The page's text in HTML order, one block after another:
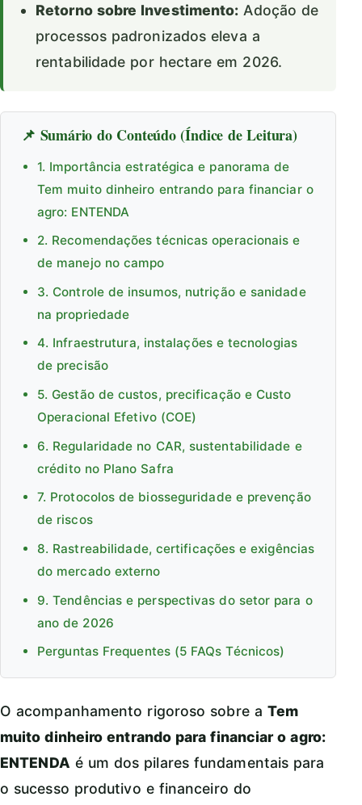
Retorno sobre Investimento: Adoção de
processos padronizados eleva a
rentabilidade por hectare em 2026.
📌 Sumário do Conteúdo (Índice de Leitura)
1. Importância estratégica e panorama de
Tem muito dinheiro entrando para financiar o
agro: ENTENDA
2. Recomendações técnicas operacionais e
de manejo no campo
3. Controle de insumos, nutrição e sanidade
na propriedade
4. Infraestrutura, instalações e tecnologias
de precisão
5. Gestão de custos, precificação e Custo
Operacional Efetivo (COE)
6. Regularidade no CAR, sustentabilidade e
crédito no Plano Safra
7. Protocolos de biosseguridade e prevenção
de riscos
8. Rastreabilidade, certificações e exigências
do mercado externo
9. Tendências e perspectivas do setor para o
ano de 2026
Perguntas Frequentes (5 FAQs Técnicos)
O acompanhamento rigoroso sobre a Tem
muito dinheiro entrando para financiar o agro:
ENTENDA é um dos pilares fundamentais para
o sucesso produtivo e financeiro do